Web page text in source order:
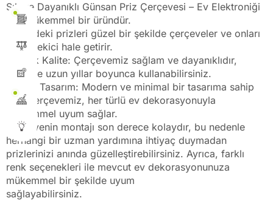
Şık ve Dayanıklı Günsan Priz Çerçevesi – Ev Elektroniği
İçin Mükemmel bir üründür.
Evinizdeki prizleri güzel bir şekilde çerçeveler ve onları
daha çekici hale getirir.
Yüksek Kalite: Çerçevemiz sağlam ve dayanıklıdır,
böylece uzun yıllar boyunca kullanabilirsiniz.
Estetik Tasarım: Modern ve minimal bir tasarıma sahip
olan çerçevemiz, her türlü ev dekorasyonuyla
mükemmel uyum sağlar.
Çerçevenin montajı son derece kolaydır, bu nedenle
herhangi bir uzman yardımına ihtiyaç duymadan
prizlerinizi anında güzelleştirebilirsiniz. Ayrıca, farklı
renk seçenekleri ile mevcut ev dekorasyonunuza
mükemmel bir şekilde uyum
sağlayabilirsiniz.